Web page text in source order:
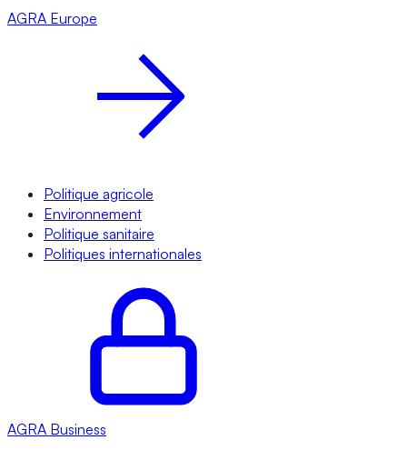
AGRA Europe
Politique agricole
Environnement
Politique sanitaire
Politiques internationales
AGRA Business